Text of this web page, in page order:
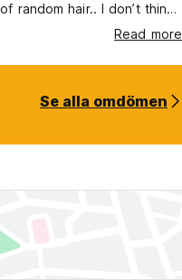
random hair.. I don’t think
They did have a
a ton of the website
a reservation for 20mins…
Read more
Se alla omdömen